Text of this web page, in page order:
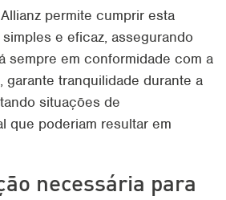
permite cumprir esta
e eficaz, assegurando
sempre em conformidade com a
garante tranquilidade durante a
situações de
que poderiam resultar em
necessária para